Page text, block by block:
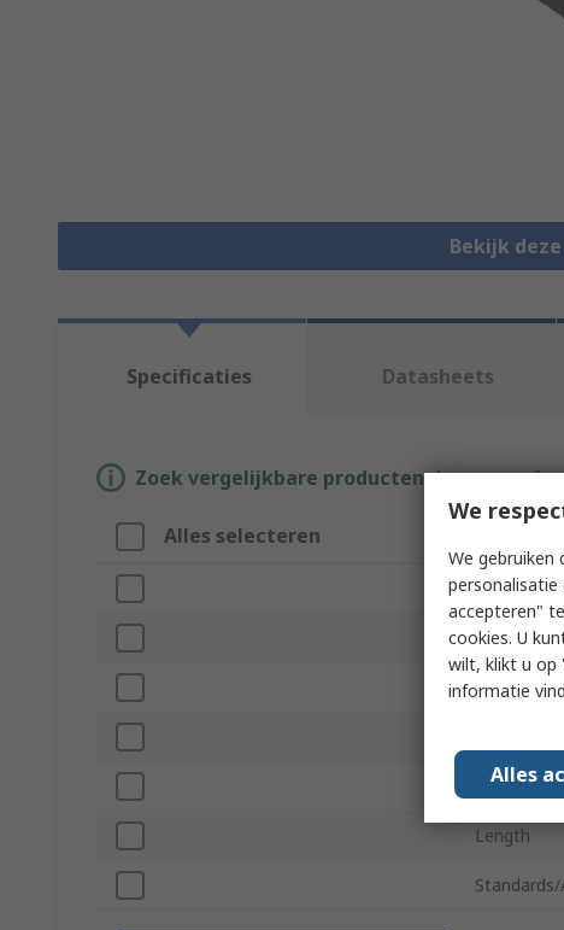
Bekijk
Specificaties Datasheets
Zoek vergelijkbare producten door een of
Alles selecteren
Merk
Product
Product
Length
We
We gebruiken
accepteren"
cookies. U
wilt, klikt u op
informatie
Alles